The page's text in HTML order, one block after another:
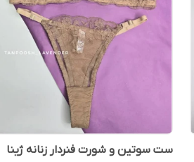
ست سوتین و شورت فنردار زنانه ژینا